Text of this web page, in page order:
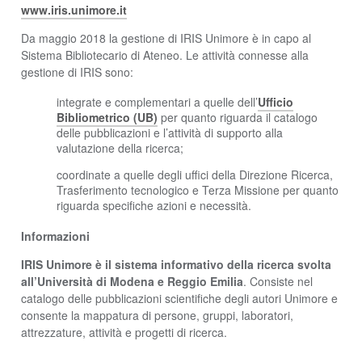
www.iris.unimore.it
Da maggio 2018 la gestione di IRIS Unimore è in capo al
Sistema Bibliotecario di Ateneo. Le attività connesse alla
gestione di IRIS sono:
integrate e complementari a quelle dell’Ufficio
Bibliometrico (UB) per quanto riguarda il catalogo
delle pubblicazioni e l’attività di supporto alla
valutazione della ricerca;
coordinate a quelle degli uffici della Direzione Ricerca,
Trasferimento tecnologico e Terza Missione per quanto
riguarda specifiche azioni e necessità.
Informazioni
IRIS Unimore è il sistema informativo della ricerca svolta
all’Università di Modena e Reggio Emilia. Consiste nel
catalogo delle pubblicazioni scientifiche degli autori Unimore e
consente la mappatura di persone, gruppi, laboratori,
attrezzature, attività e progetti di ricerca.